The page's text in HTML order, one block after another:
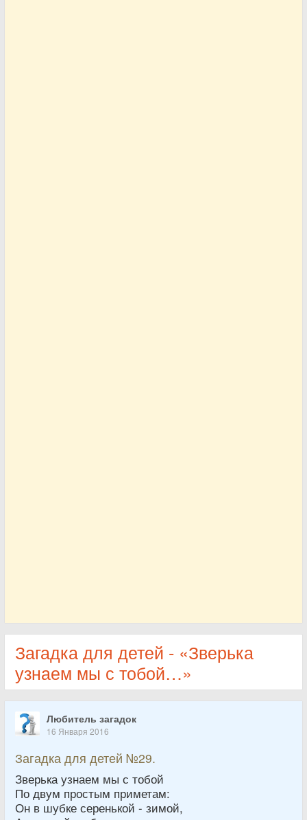
Загадка для детей - «Зверька
узнаем мы с тобой…»
Любитель загадок
16 Января 2016
Загадка для детей №29.
Зверька узнаем мы с тобой
По двум простым приметам:
Он в шубке серенькой - зимой,